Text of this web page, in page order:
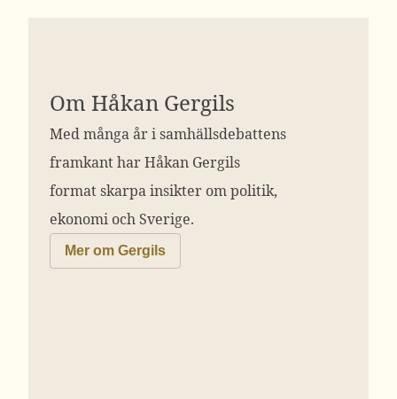
Om Håkan Gergils
Med många år i samhällsdebattens
framkant har Håkan Gergils
format skarpa insikter om politik,
ekonomi och Sverige.
Mer om Gergils